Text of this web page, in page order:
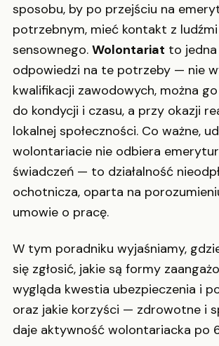
sposobu, by po przejściu na
potrzebnym, mieć kontakt z
sensownego. Wolontariat to
odpowiedzi na te potrzeby — nie
kwalifikacji zawodowych, można
do kondycji i czasu, a przy okazji
lokalnej społeczności. Co ważne,
wolontariacie nie odbiera
świadczeń — to działalność
ochotnicza, oparta na
umowie o pracę.
W tym poradniku wyjaśniamy,
się zgłosić, jakie są formy
wygląda kwestia ubezpieczenia i
oraz jakie korzyści — zdrowotne i
daje aktywność wolontariacka po